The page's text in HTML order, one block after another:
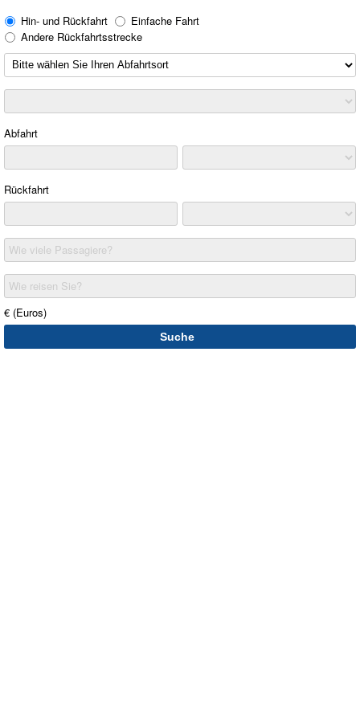
Hin- und Rückfahrt
Einfache Fahrt
Andere Rückfahrtsstrecke
Abfahrt
Rückfahrt
Wie viele Passagiere?
Wie reisen Sie?
€ (Euros)
Suche